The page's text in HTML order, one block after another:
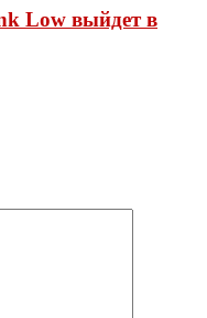
Low выйдет в